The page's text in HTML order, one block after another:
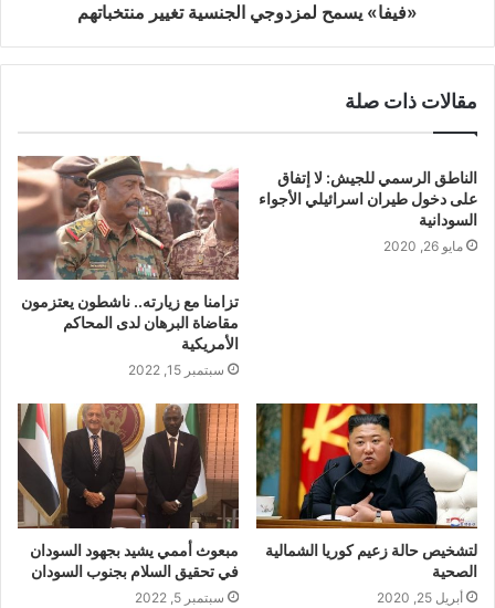
«فيفا» يسمح لمزدوجي الجنسية تغيير منتخباتهم
مقالات ذات صلة
الناطق الرسمي للجيش: لا إتفاق
على دخول طيران اسرائيلي الأجواء
السودانية
مايو 26, 2020
تزامنا مع زيارته.. ناشطون يعتزمون
مقاضاة البرهان لدى المحاكم
الأمريكية
سبتمبر 15, 2022
لتشخيص حالة زعيم كوريا الشمالية
الصحية
أبريل 25, 2020
مبعوث أممي يشيد بجهود السودان
في تحقيق السلام بجنوب السودان
سبتمبر 5, 2022